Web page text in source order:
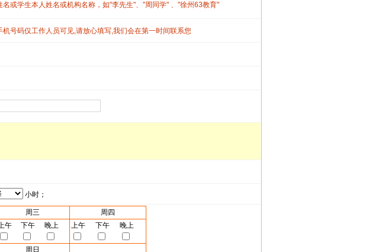
名或学生本人姓名或机构名称，如"李先生"、"周同学" 、"徐州63教育"
机号码仅工作人员可见,请放心填写,我们会在第一时间联系您
小时；
周三
周四
午 下午 晚上 上午 下午 晚上
周日